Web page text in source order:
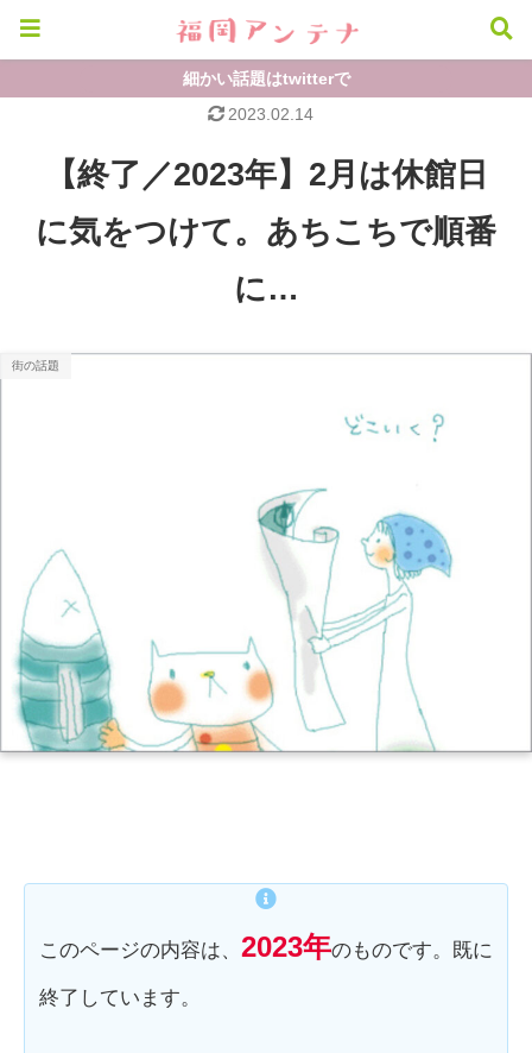
細かい話題はtwitterで
【終了／2023年】2月は休館日
に気をつけて。あちこちで順番
に…
街の話題
2023.02.14
このページの内容は、 2023年のものです。既に
終了しています。